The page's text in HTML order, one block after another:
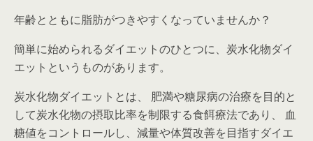
年齢とともに脂肪がつきやすくなっていませんか？
簡単に始められるダイエットのひとつに、炭水化物ダイ
エットというものがあります。
炭水化物ダイエットとは、 肥満や糖尿病の治療を目的と
して炭水化物の摂取比率を制限する食餌療法であり、 血
糖値をコントロールし、減量や体質改善を目指すダイエ